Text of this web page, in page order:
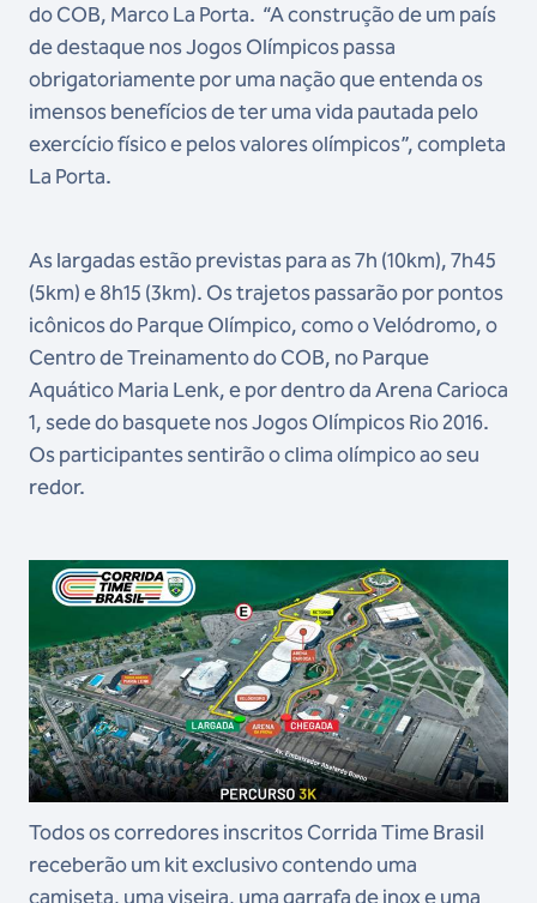
do COB, Marco La Porta. “A construção de um país
de destaque nos Jogos Olímpicos passa
obrigatoriamente por uma nação que entenda os
imensos benefícios de ter uma vida pautada pelo
exercício físico e pelos valores olímpicos”, completa
La Porta.
As largadas estão previstas para as 7h (10km), 7h45
(5km) e 8h15 (3km). Os trajetos passarão por pontos
icônicos do Parque Olímpico, como o Velódromo, o
Centro de Treinamento do COB, no Parque
Aquático Maria Lenk, e por dentro da Arena Carioca
1, sede do basquete nos Jogos Olímpicos Rio 2016.
Os participantes sentirão o clima olímpico ao seu
redor.
Todos os corredores inscritos Corrida Time Brasil
receberão um kit exclusivo contendo uma
camiseta, uma viseira, uma garrafa de inox e uma